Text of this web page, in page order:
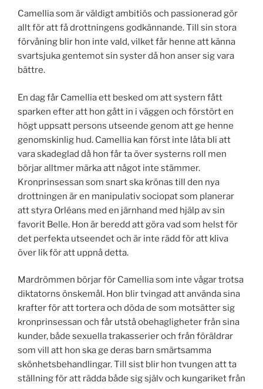
Camellia som är väldigt ambitiös och passionerad gör
allt för att få drottningens godkännande. Till sin stora
förvåning blir hon inte vald, vilket får henne att känna
svartsjuka gentemot sin syster då hon anser sig vara
bättre.
En dag får Camellia ett besked om att systern fått
sparken efter att hon gått in i väggen och förstört en
högt uppsatt persons utseende genom att ge henne
genomskinlig hud. Camellia kan först inte låta bli att
vara skadeglad då hon får ta över systerns roll men
börjar alltmer märka att något inte stämmer.
Kronprinsessan som snart ska krönas till den nya
drottningen är en manipulativ sociopat som planerar
att styra Orléans med en järnhand med hjälp av sin
favorit Belle. Hon är beredd att göra vad som helst för
det perfekta utseendet och är inte rädd för att kliva
över lik för att uppnå detta.
Mardrömmen börjar för Camellia som inte vågar trotsa
diktatorns önskemål. Hon blir tvingad att använda sina
krafter för att tortera och döda de som motsätter sig
kronprinsessan och får utstå obehagligheter från sina
kunder, både sexuella trakasserier och från föräldrar
som vill att hon ska ge deras barn smärtsamma
skönhetsbehandlingar. Till sist blir hon tvungen att ta
ställning för att rädda både sig själv och kungariket från